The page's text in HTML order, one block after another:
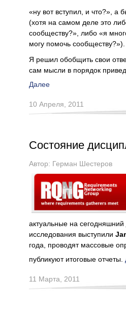
«ну вот вступил, и что?», а
(хотя на самом деле это
сообществу?», либо «я
могу помочь сообществу?»).
Я решил обобщить свои
сам мысли в порядок
Далее
10 Апреля, 2011
Состояние
Автор: Герман Шестеров
актуальные на
исследования выступили
года, проводят массовые
публикуют итоговые отчеты.
11 Марта, 2011